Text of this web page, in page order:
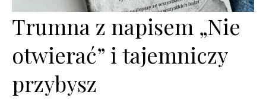
Trumna z napisem „Nie
otwierać” i tajemniczy
przybysz